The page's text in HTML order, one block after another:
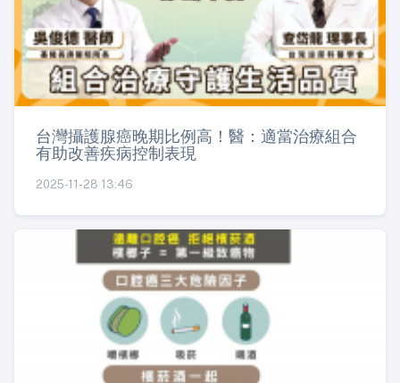
台灣攝護腺癌晚期比例高！醫：適當治療組合
有助改善疾病控制表現
2025-11-28 13:46